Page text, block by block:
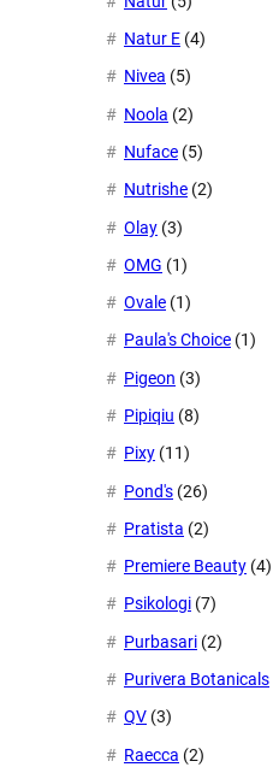
Natur E (4)
Nivea (5)
Noola (2)
Nuface (5)
Nutrishe (2)
Olay (3)
OMG (1)
Ovale (1)
Paula's Choice (1)
Pigeon (3)
Pipiqiu (8)
Pixy (11)
Pond's (26)
Pratista (2)
Premiere Beauty (4)
Psikologi (7)
Purbasari (2)
Purivera Botanicals
QV (3)
Raecca (2)